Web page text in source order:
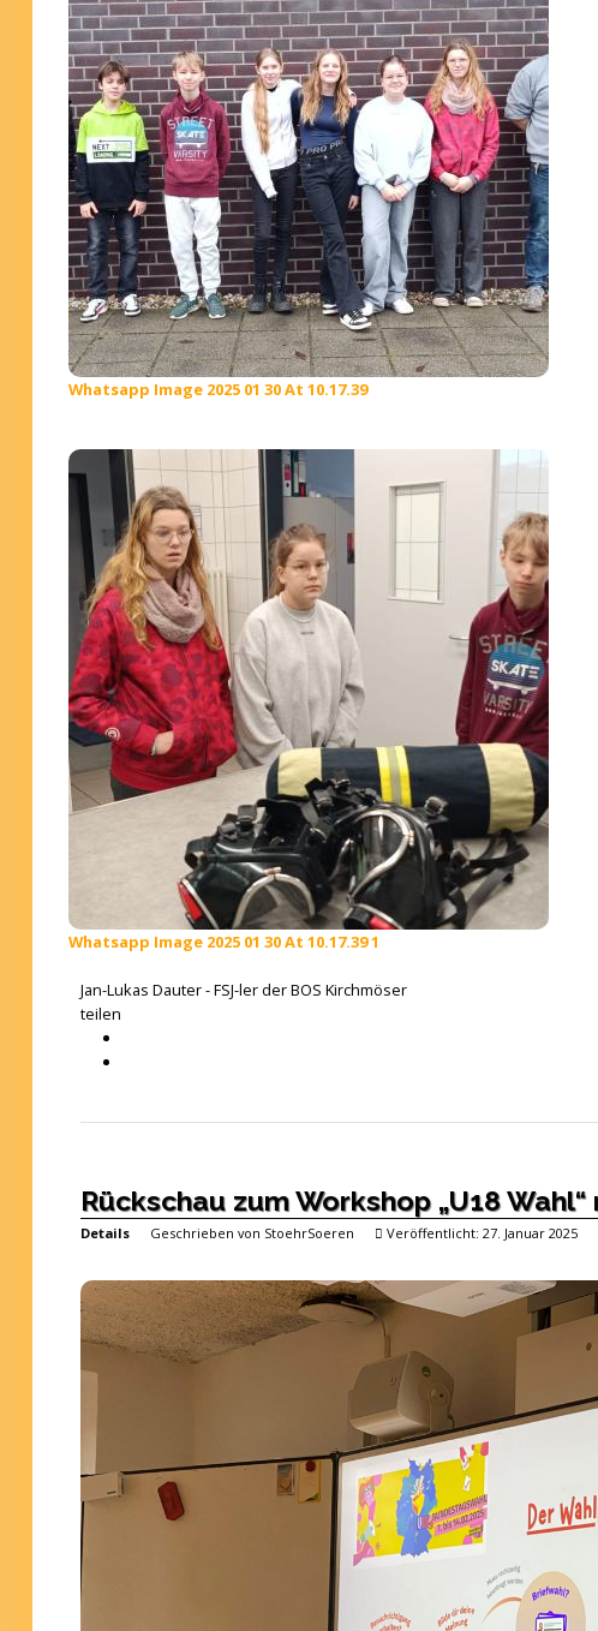
Whatsapp Image 2025 01 30 At 10.17.39
Whatsapp Image 2025 01 30 At 10.17.39 1
Jan-Lukas Dauter - FSJ-ler der BOS Kirchmöser
teilen
Rückschau zum Workshop „U18
Details Geschrieben von StoehrSoeren Veröffentlicht: 27. Januar 2025